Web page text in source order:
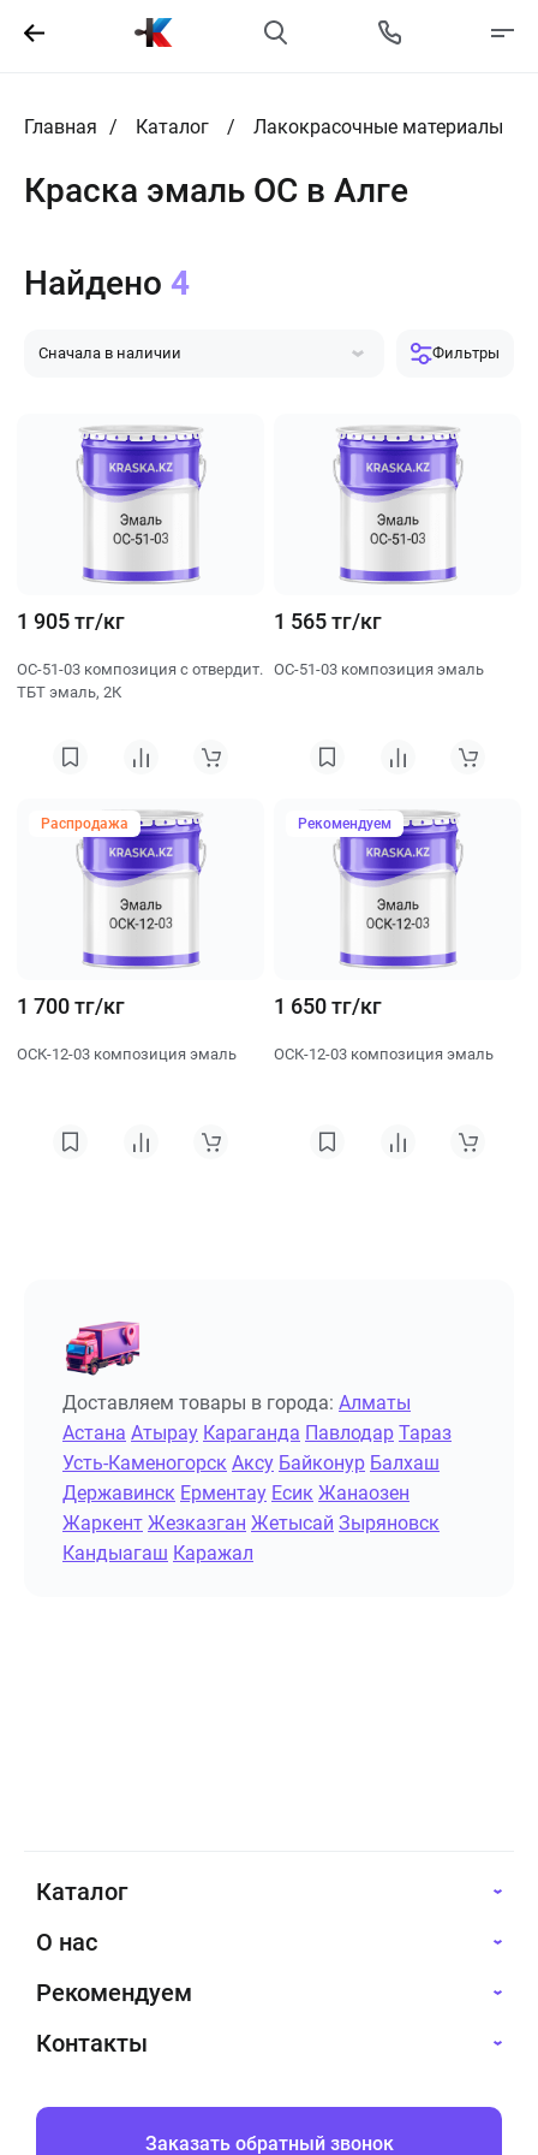
Главная Каталог Лакокрасочные материалы
Краска эмаль ОС в Алге
Сначала в наличии
Фильтры
Найдено 4
1 905 тг/кг
ОС-51-03 композиция с отвердит.
ТБТ эмаль, 2К
1 565 тг/кг
ОС-51-03 композиция эмаль
Распродажа
1 700 тг/кг
ОСК-12-03 композиция эмаль
Рекомендуем
1 650 тг/кг
ОСК-12-03 композиция эмаль
Доставляем товары в города: Алматы
Астана Атырау Караганда Павлодар Тараз
Усть-Каменогорск Аксу Байконур Балхаш
Державинск Ерментау Есик Жанаозен
Жаркент Жезказган Жетысай Зыряновск
Кандыагаш Каражал
Каталог
О нас
Рекомендуем
Контакты
Заказать обратный звонок